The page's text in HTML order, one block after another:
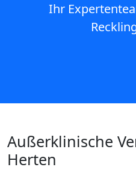
Ihr
Außerklinische
Herten